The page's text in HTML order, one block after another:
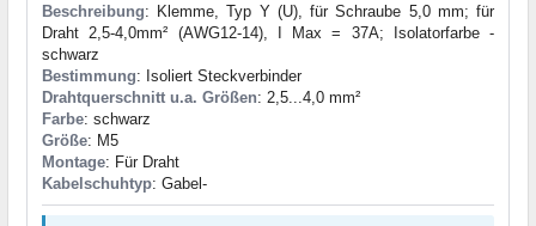
Beschreibung: Klemme, Typ Y (U), für Schraube 5,0 mm; für
Draht 2,5-4,0mm² (AWG12-14), I Max = 37A; Isolatorfarbe -
schwarz
Bestimmung: Isoliert Steckverbinder
Drahtquerschnitt u.a. Größen: 2,5...4,0 mm²
Farbe: schwarz
Größe: M5
Montage: Für Draht
Kabelschuhtyp: Gabel-